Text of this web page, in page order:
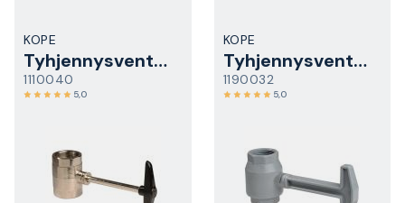
KOPE
Tyhjennysventtiili
1110040
5,0
KOPE
Tyhjennysventtiili
1190032
5,0